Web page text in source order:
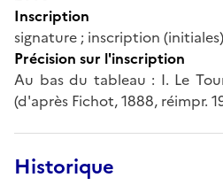
Inscription
signature ; inscription
Précision sur l'inscription
Au bas du tableau : I. Le
(d'après Fichot, 1888, réimpr.
Historique